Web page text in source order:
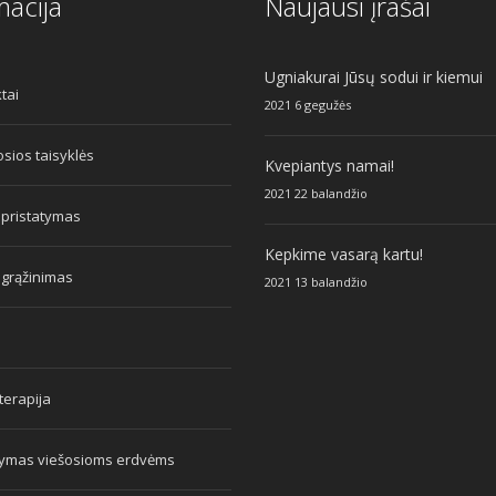
taisyklės
viešosioms erdvėms
Ugniakurai Jūsų sodui ir kiemui
2021 6 gegužės
Kvepiantys namai!
2021 22 balandžio
Kepkime vasarą kartu!
2021 13 balandžio